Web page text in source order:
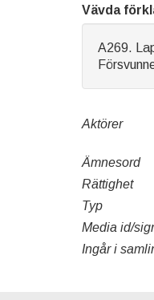
Vävda
A269.
Aktörer
Ämnesord
Rättighet
Typ
Media id/
Ingår i